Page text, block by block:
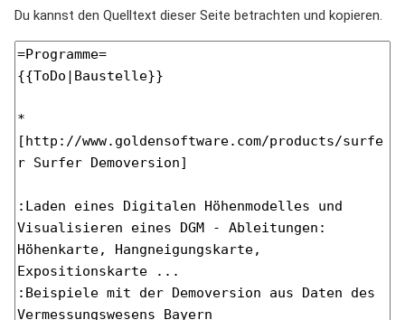
Du kannst den Quelltext dieser Seite betrachten und kopieren.